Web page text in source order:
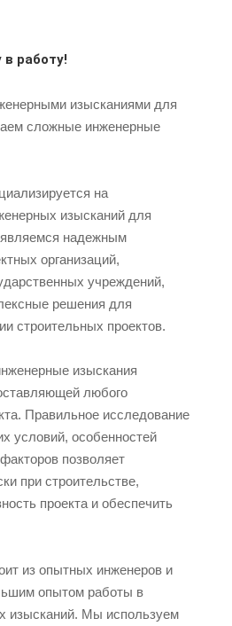
работу!
изысканиями для
сложные инженерные
на
изысканий для
надежным
организаций,
учреждений,
решения для
строительных проектов.
изыскания
любого
Правильное исследование
условий, особенностей
позволяет
при строительстве,
проекта и обеспечить
из опытных инженеров и
опытом работы в
изысканий. Мы используем